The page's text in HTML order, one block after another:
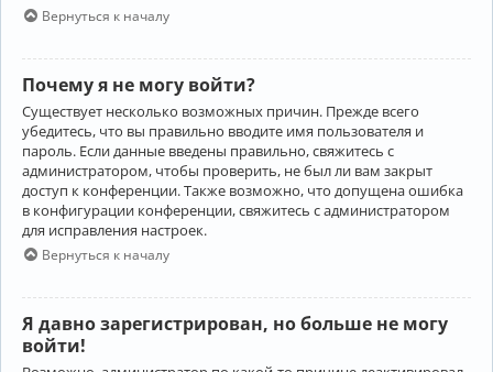
Вернуться к началу
Почему я не могу войти?
Существует несколько возможных причин. Прежде всего
убедитесь, что вы правильно вводите имя пользователя и
пароль. Если данные введены правильно, свяжитесь с
администратором, чтобы проверить, не был ли вам закрыт
доступ к конференции. Также возможно, что допущена ошибка
в конфигурации конференции, свяжитесь с администратором
для исправления настроек.
Вернуться к началу
Я давно зарегистрирован, но больше не могу
войти!